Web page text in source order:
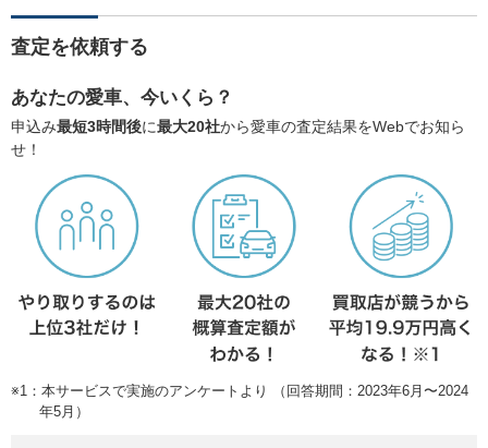
査定を依頼する
あなたの愛車、今いくら？
申込み最短3時間後に最大20社から愛車の査定結果をWebでお知ら
せ！
※1：本サービスで実施のアンケートより （回答期間：2023年6月〜2024
年5月）